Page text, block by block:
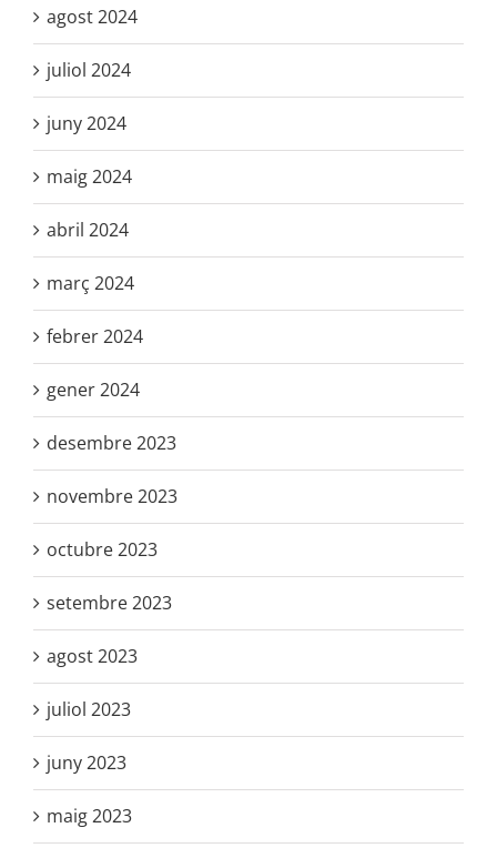
agost 2024
juliol 2024
juny 2024
maig 2024
abril 2024
març 2024
febrer 2024
gener 2024
desembre 2023
novembre 2023
octubre 2023
setembre 2023
agost 2023
juliol 2023
juny 2023
maig 2023